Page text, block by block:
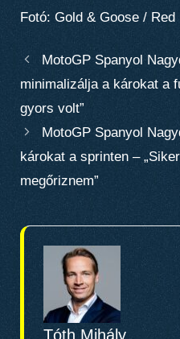
Fotó: Gold & Goose /
MotoGP Spanyol
minimalizálja a károkat a
gyors volt”
MotoGP Spanyol
károkat a sprinten –
megőriznem”
Tóth Mihály